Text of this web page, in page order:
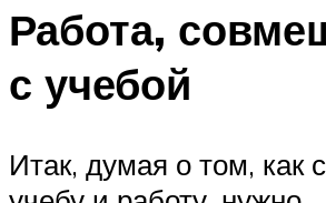
Работа,
с учебой
Итак, думая о том, как